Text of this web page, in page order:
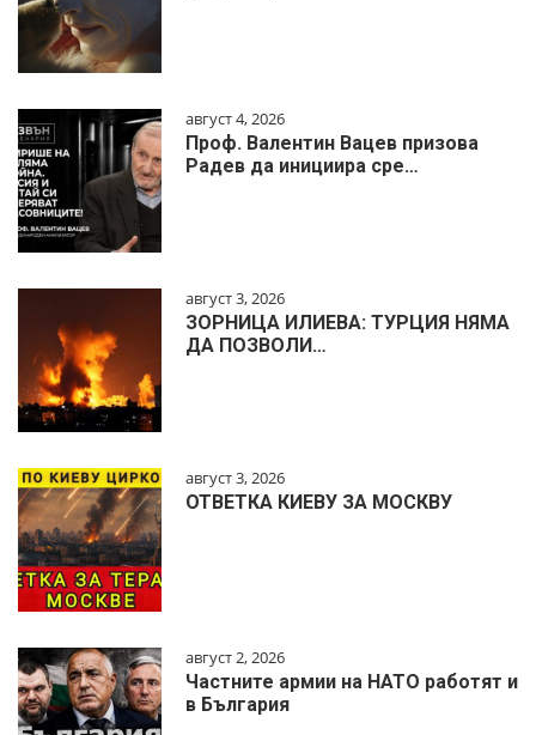
август 4, 2026
Проф. Валентин Вацев призова
Радев да инициира сре…
август 3, 2026
ЗОРНИЦА ИЛИЕВА: ТУРЦИЯ НЯМА
ДА ПОЗВОЛИ…
август 3, 2026
ОТВЕТКА КИЕВУ ЗА МОСКВУ
август 2, 2026
Частните армии на НАТО работят и
в България